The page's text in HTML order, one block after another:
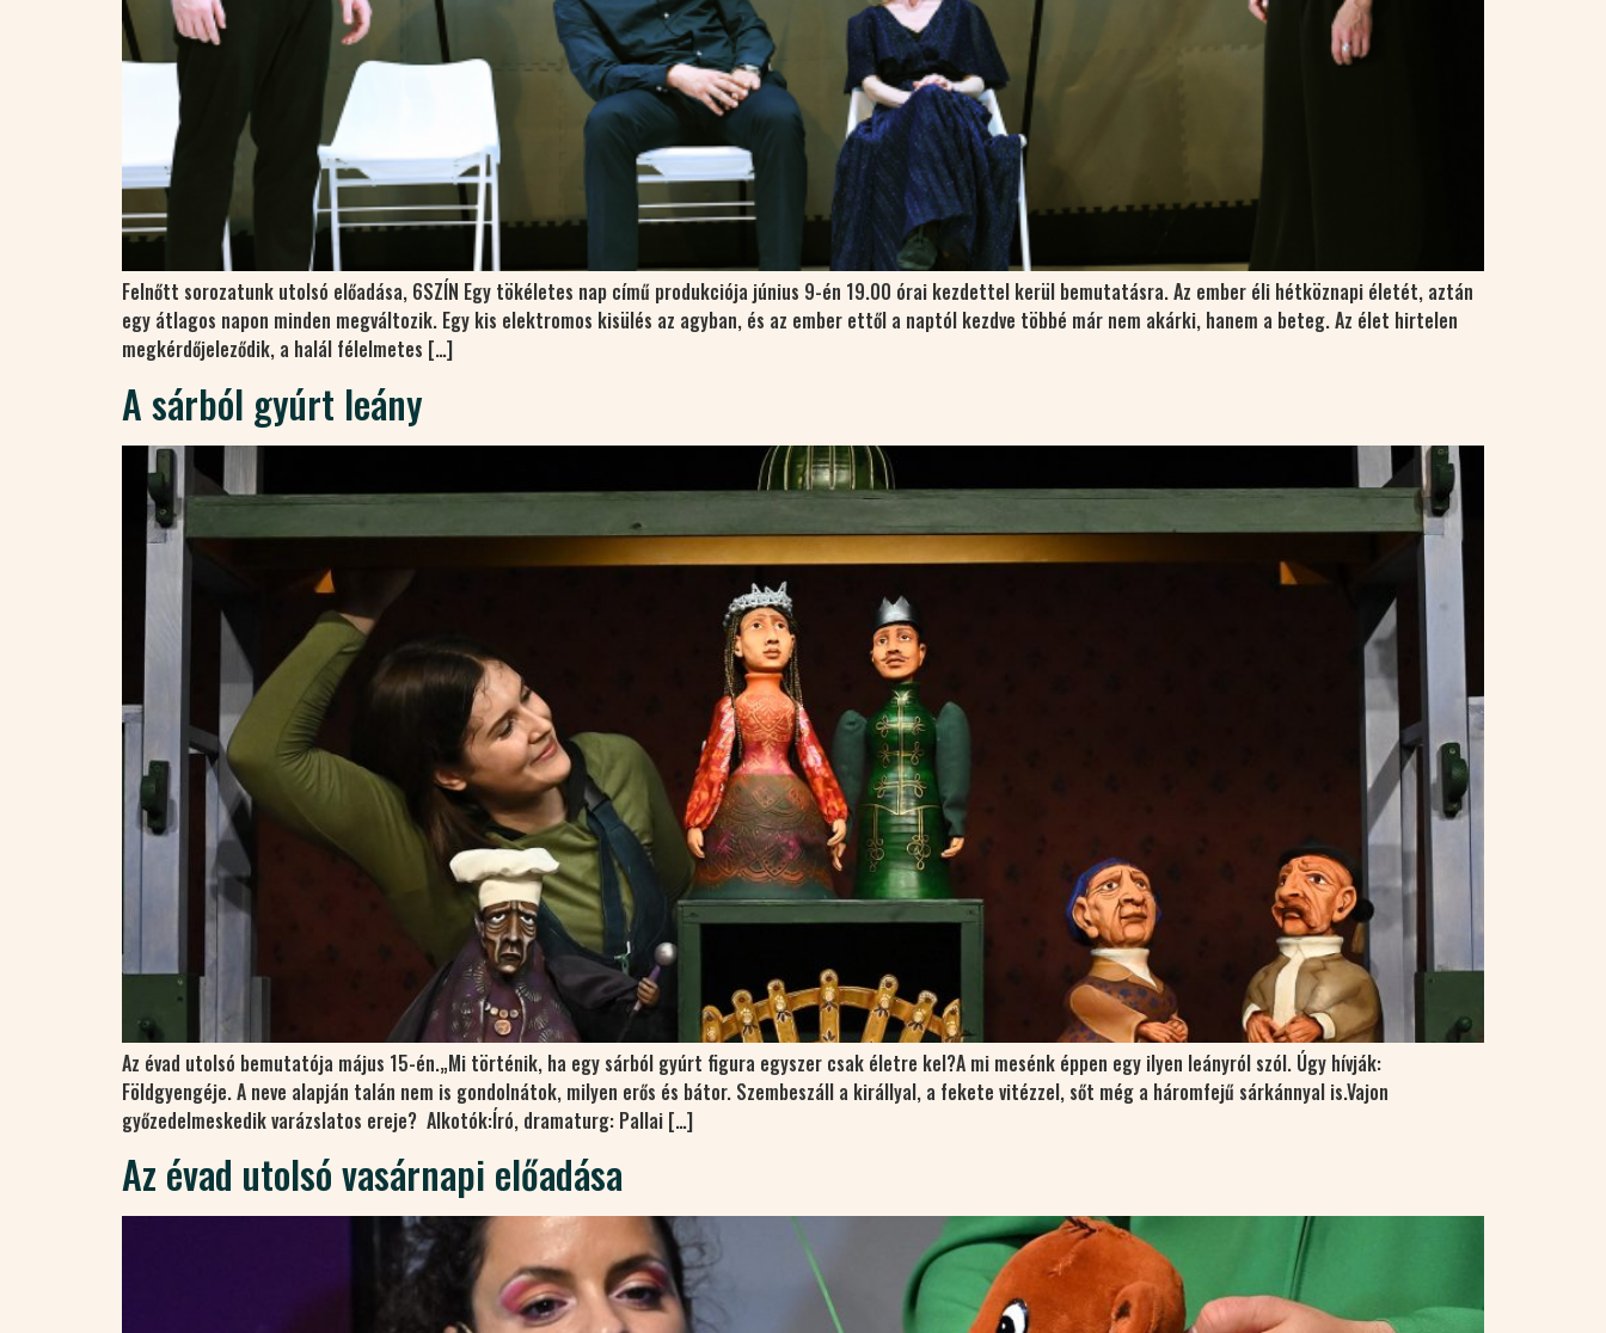
Felnőtt sorozatunk utolsó előadása, 6SZÍN Egy tökéletes nap című produkciója június 9-én 19.00 órai kezdettel kerül bemutatásra. Az ember éli hétköznapi életét, aztán
egy átlagos napon minden megváltozik. Egy kis elektromos kisülés az agyban, és az ember ettől a naptól kezdve többé már nem akárki, hanem a beteg. Az élet hirtelen
megkérdőjeleződik, a halál félelmetes […]
A sárból gyúrt leány
Az évad utolsó bemutatója május 15-én.„Mi történik, ha egy sárból gyúrt figura egyszer csak életre kel?A mi mesénk éppen egy ilyen leányról szól. Úgy hívják:
Földgyengéje. A neve alapján talán nem is gondolnátok, milyen erős és bátor. Szembeszáll a királlyal, a fekete vitézzel, sőt még a háromfejű sárkánnyal is.Vajon
győzedelmeskedik varázslatos ereje? Alkotók:Író, dramaturg: Pallai […]
Az évad utolsó vasárnapi előadása